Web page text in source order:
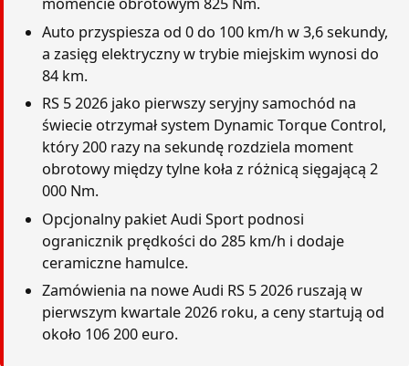
Auto przyspiesza od 0 do 100 km/h w 3,6 sekundy,
a zasięg elektryczny w trybie miejskim wynosi do
84 km.
RS 5 2026 jako pierwszy seryjny samochód na
świecie otrzymał system Dynamic Torque Control,
który 200 razy na sekundę rozdziela moment
obrotowy między tylne koła z różnicą sięgającą 2
000 Nm.
Opcjonalny pakiet Audi Sport podnosi
ogranicznik prędkości do 285 km/h i dodaje
ceramiczne hamulce.
Zamówienia na nowe Audi RS 5 2026 ruszają w
pierwszym kwartale 2026 roku, a ceny startują od
około 106 200 euro.